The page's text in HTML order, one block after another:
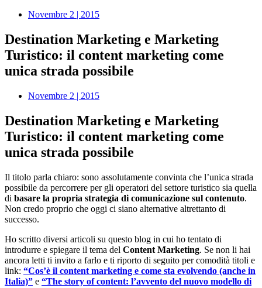
Novembre 2 | 2015
Destination Marketing e Marketing
Turistico: il content marketing come
unica strada possibile
Novembre 2 | 2015
Destination Marketing e Marketing
Turistico: il content marketing come
unica strada possibile
Il titolo parla chiaro: sono assolutamente convinta che l’unica strada
possibile da percorrere per gli operatori del settore turistico sia quella
di basare la propria strategia di comunicazione sul contenuto.
Non credo proprio che oggi ci siano alternative altrettanto di
successo.
Ho scritto diversi articoli su questo blog in cui ho tentato di
introdurre e spiegare il tema del Content Marketing. Se non li hai
ancora letti ti invito a farlo e ti riporto di seguito per comodità titoli e
link: “Cos’è il content marketing e come sta evolvendo (anche in
Italia)” e “The story of content: l’avvento del nuovo modello di